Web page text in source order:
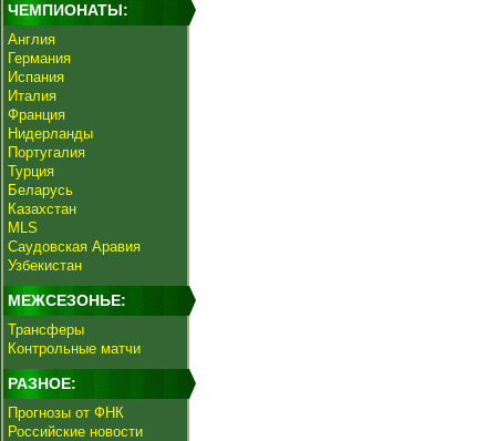
ЧЕМПИОНАТЫ:
Англия
Германия
Испания
Италия
Франция
Нидерланды
Португалия
Турция
Беларусь
Казахстан
MLS
Саудовская Аравия
Узбекистан
МЕЖСЕЗОНЬЕ:
Трансферы
Контрольные матчи
РАЗНОЕ:
Прогнозы от ФНК
Российские новости